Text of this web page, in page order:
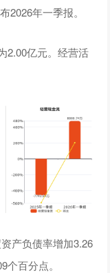
2026年一季报。
2.00亿元。经营活
产负债率增加3.26
百分点。